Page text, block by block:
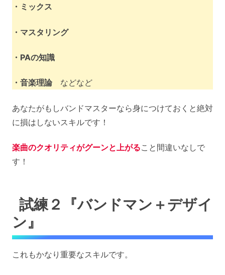
・ミックス
・マスタリング
・PAの知識
・音楽理論などなど
あなたがもしバンドマスターなら身につけておくと絶対
に損はしないスキルです！
楽曲のクオリティがグーンと上がること間違いなしで
す！
試練２『バンドマン＋デザイ
ン』
これもかなり重要なスキルです。